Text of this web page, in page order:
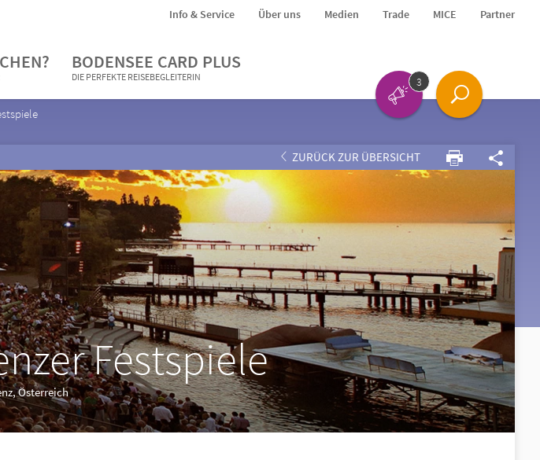
Info & Service Über uns Medien Trade MICE Partner
BODENSEE CARD PLUS
DIE PERFEKTE REISEBEGLEITERIN 3
ZURÜCK ZUR ÜBERSICHT
Festspiele
Österreich